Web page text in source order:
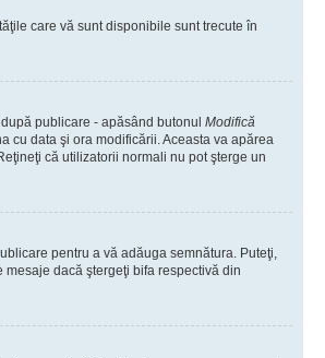
care vă sunt disponibile sunt trecute în
publicare - apăsând butonul Modifică
cu data şi ora modificării. Aceasta va apărea
că utilizatorii normali nu pot şterge un
pentru a vă adăuga semnătura. Puteţi,
dacă ştergeţi bifa respectivă din